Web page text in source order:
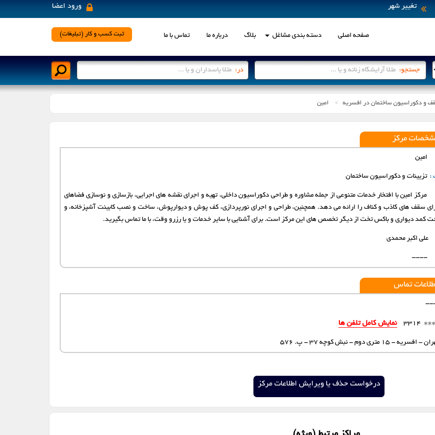
تغییر شهر ورود اعضا
ثبت کسب و کار (تبلیغات) صفحه اصلی دسته بندی مشاغل بلاگ درباره ما تماس با ما
جستجو: در:
انتخاب شهر
پرند
لواسان
و دکوراسیون ساختمان در افسریه > امین
مرکز
امین
: تزیینات و دکوراسیون ساختمان
مرکز امین با افتخار خدمات متنوعی از جمله مشاوره و طراحی دکوراسیون داخلی، تهیه و اجرای نقشه های اجرایی، بازسازی و نوسازی فضاهای
سقف های کاذب و کناف را ارائه می دهد. همچنین، طراحی و اجرای نورپردازی، کف پوش و دیوارپوش، ساخت و نصب کابینت آشپزخانه، و
کمد دیواری و باکس تخت از دیگر تخصص های این مرکز است. برای آشنایی با سایر خدمات و یا رزرو وقت، با ما تماس بگیرید.
علی اکبر محمدی
----
تماس
3314 نمایش کامل تلفن ها
- افسریه - 15 متری دوم - نبش کوچه 37 - پ. 576
درخواست حذف یا ویرایش اطلاعات مرکز